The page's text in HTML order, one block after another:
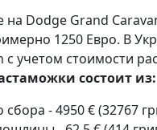
на Dodge Grand
1250 Евро. В
с учетом стоимости
состоит из:
сбора - 4950 € (32767